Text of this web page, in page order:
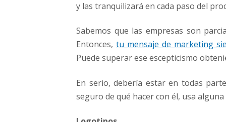
y las tranquilizará en cada paso del
Sabemos que las empresas son
Entonces, tu mensaje de marketing
Puede superar ese escepticismo
En serio, debería estar en todas
seguro de qué hacer con él, usa